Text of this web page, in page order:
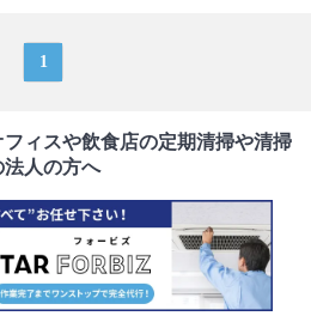
1
ィスや飲食店の定期清掃や清掃
人の方へ